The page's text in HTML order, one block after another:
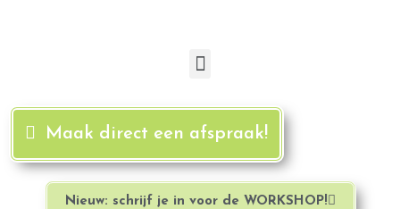
Maak direct een afspraak!
Nieuw: schrijf je in voor de WORKSHOP!